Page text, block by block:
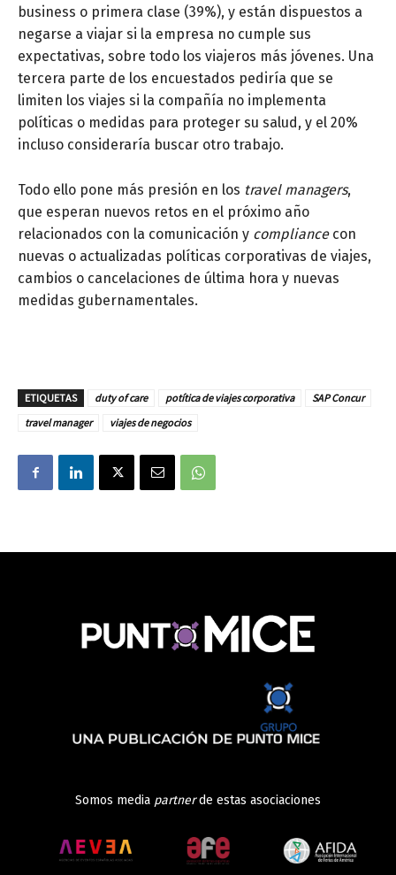
business o primera clase (39%), y están dispuestos a
negarse a viajar si la empresa no cumple sus
expectativas, sobre todo los viajeros más jóvenes. Una
tercera parte de los encuestados pediría que se
limiten los viajes si la compañía no implementa
políticas o medidas para proteger su salud, y el 20%
incluso consideraría buscar otro trabajo.
Todo ello pone más presión en los travel managers,
que esperan nuevos retos en el próximo año
relacionados con la comunicación y compliancecon
nuevas o actualizadas políticas corporativas de viajes,
cambios o cancelaciones de última hora y nuevas
medidas gubernamentales.
ETIQUETAS duty of care potítica de viajes corporativa
SAP Concur
travel manager
viajes de negocios
Somos media partnerde estas asociaciones